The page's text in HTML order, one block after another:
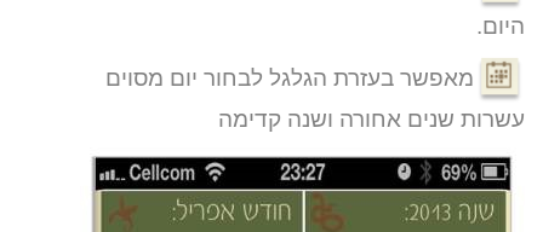
היום.
מאפשר בעזרת הגלגל לבחור יום מסוים
עשרות שנים אחורה ושנה קדימה